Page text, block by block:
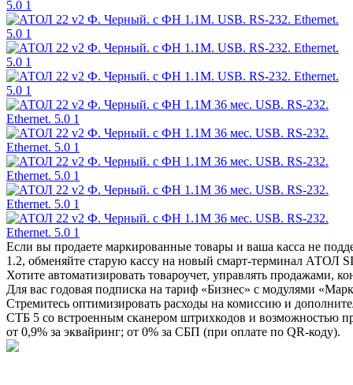
Если вы продаете маркированные товары и ваша касса не
1.2, обменяйте старую кассу на новый смарт-терминал АТОЛ
Хотите автоматизировать товароучет, управлять продажами,
Для вас годовая подписка на тариф «Бизнес» с модулями
Стремитесь оптимизировать расходы на комиссию и
СТБ 5 со встроенным сканером штрихкодов и возможностью
от 0,9% за эквайринг; от 0% за СБП (при оплате по QR-коду).